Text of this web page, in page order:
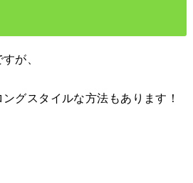
が、
グスタイルな方法もあります！